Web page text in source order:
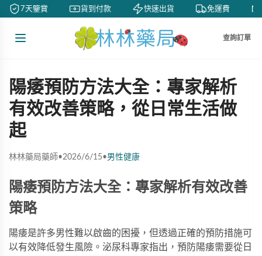
7天鑒賞 貨到付款 快速出貨 免運費
查詢訂單
陽痿預防方法大全：專家解析
有效改善策略，從日常生活做
起
林林藥局藥師•2026/6/15•男性健康
陽痿預防方法大全：專家解析有效改善
策略
陽痿是許多男性難以啟齒的困擾，但透過正確的預防措施可
以有效降低發生風險。泌尿科專家指出，預防陽痿需要從日